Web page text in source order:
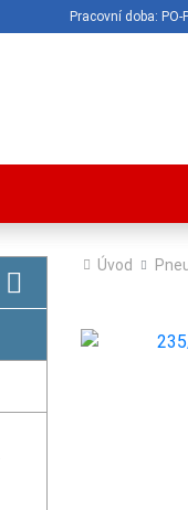
Pracovní doba: PO-
Úvod